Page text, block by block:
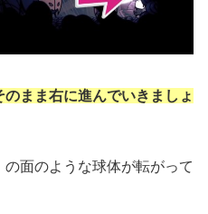
まま右に進んでいきましょ
の面のような球体が転がって